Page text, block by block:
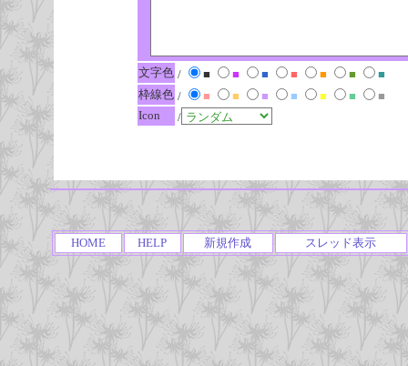
文字色 / ■ ■ ■ ■ ■ ■
■
枠線色 / ■ ■ ■ ■ ■ ■
■
Icon
/
HOME HELP 新規作成 スレッド表示